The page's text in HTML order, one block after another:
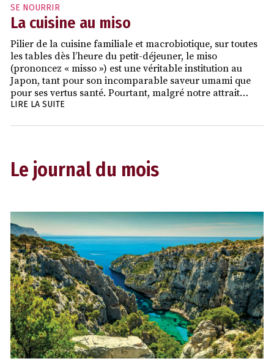
SE NOURRIR
La cuisine au miso
Pilier de la cuisine familiale et macrobiotique, sur toutes
les tables dès l’heure du petit-déjeuner, le miso
(prononcez « misso ») est une véritable institution au
Japon, tant pour son incomparable saveur umami que
pour ses vertus santé. Pourtant, malgré notre attrait…
LIRE LA SUITE
Le journal du mois